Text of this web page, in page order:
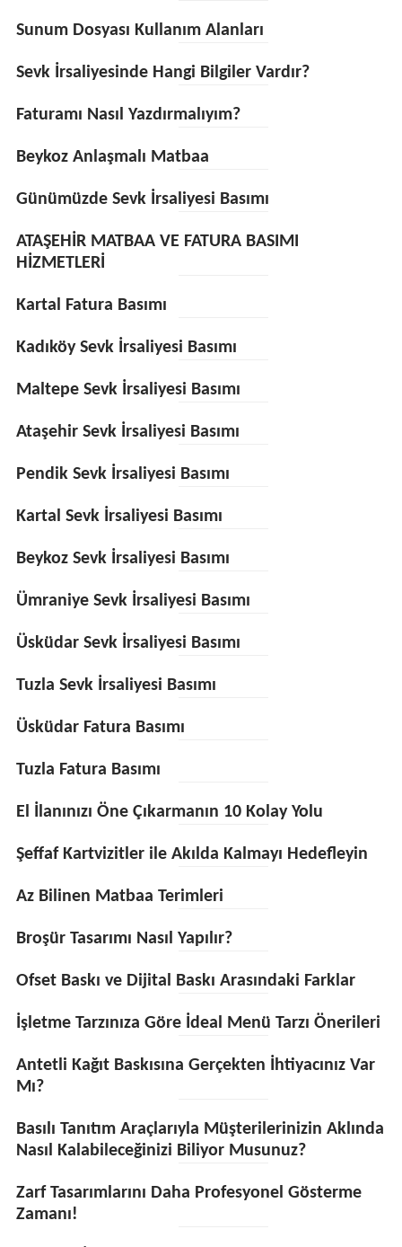
Sunum Dosyası Kullanım Alanları
Sevk İrsaliyesinde Hangi Bilgiler Vardır?
Faturamı Nasıl Yazdırmalıyım?
Beykoz Anlaşmalı Matbaa
Günümüzde Sevk İrsaliyesi Basımı
ATAŞEHİR MATBAA VE FATURA BASIMI
HİZMETLERİ
Kartal Fatura Basımı
Kadıköy Sevk İrsaliyesi Basımı
Maltepe Sevk İrsaliyesi Basımı
Ataşehir Sevk İrsaliyesi Basımı
Pendik Sevk İrsaliyesi Basımı
Kartal Sevk İrsaliyesi Basımı
Beykoz Sevk İrsaliyesi Basımı
Ümraniye Sevk İrsaliyesi Basımı
Üsküdar Sevk İrsaliyesi Basımı
Tuzla Sevk İrsaliyesi Basımı
Üsküdar Fatura Basımı
Tuzla Fatura Basımı
El İlanınızı Öne Çıkarmanın 10 Kolay Yolu
Şeffaf Kartvizitler ile Akılda Kalmayı Hedefleyin
Az Bilinen Matbaa Terimleri
Broşür Tasarımı Nasıl Yapılır?
Ofset Baskı ve Dijital Baskı Arasındaki Farklar
İşletme Tarzınıza Göre İdeal Menü Tarzı Önerileri
Antetli Kağıt Baskısına Gerçekten İhtiyacınız Var
Mı?
Basılı Tanıtım Araçlarıyla Müşterilerinizin Aklında
Nasıl Kalabileceğinizi Biliyor Musunuz?
Zarf Tasarımlarını Daha Profesyonel Gösterme
Zamanı!